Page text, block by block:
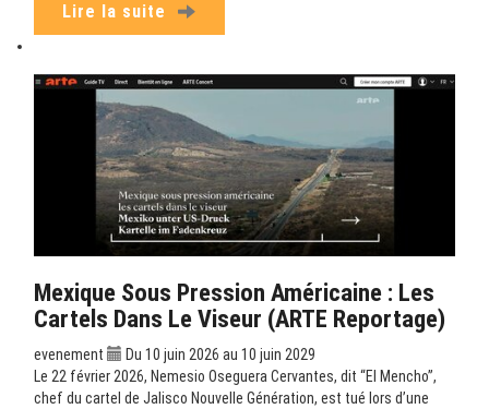
Lire la suite
Mexique Sous Pression Américaine : Les
Cartels Dans Le Viseur (ARTE Reportage)
evenement
Du 10 juin 2026 au 10 juin 2029
Le 22 février 2026, Nemesio Oseguera Cervantes, dit “El Mencho”,
chef du cartel de Jalisco Nouvelle Génération, est tué lors d’une